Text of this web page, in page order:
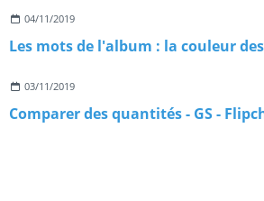
04/11/2019
03/11/2019
Comparer des quantités - GS -